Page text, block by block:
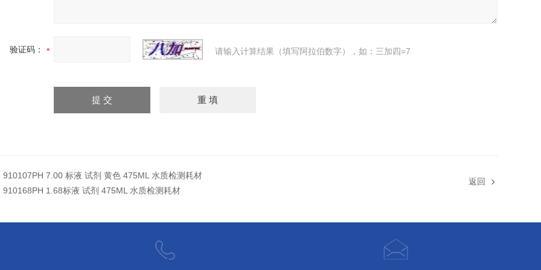
验证码： 请输入计算结果（填写阿拉伯数字），如：三加四=7
910107PH 7.00 标液 试剂 黄色 475ML 水质检测耗材
910168PH 1.68标液 试剂 475ML 水质检测耗材
返回